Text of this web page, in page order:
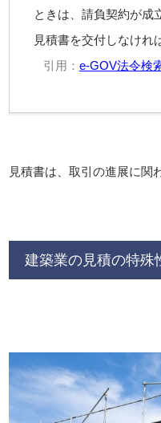
ときは、請負契約が成
見積書を交付しなけれ
引用： e-GOV法令検
見積書は、取引の進展に関
建築業の見積の特殊